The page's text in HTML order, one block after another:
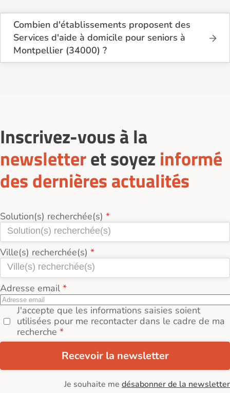
Combien d'établissements proposent des
Services d'aide à domicile pour seniors à
Montpellier (34000) ?
Sur le site Logement-seniors.com, on recense
Inscrivez-vous à la
newsletteret soyez informé
des dernières actualités
Solution(s) recherchée(s)
Ville(s) recherchée(s)
Adresse email
J'accepte que les informations saisies soient
utilisées pour me recontacter dans le cadre de ma
recherche
Recevoir la newsletter
Je souhaite me désabonner de la newsletter